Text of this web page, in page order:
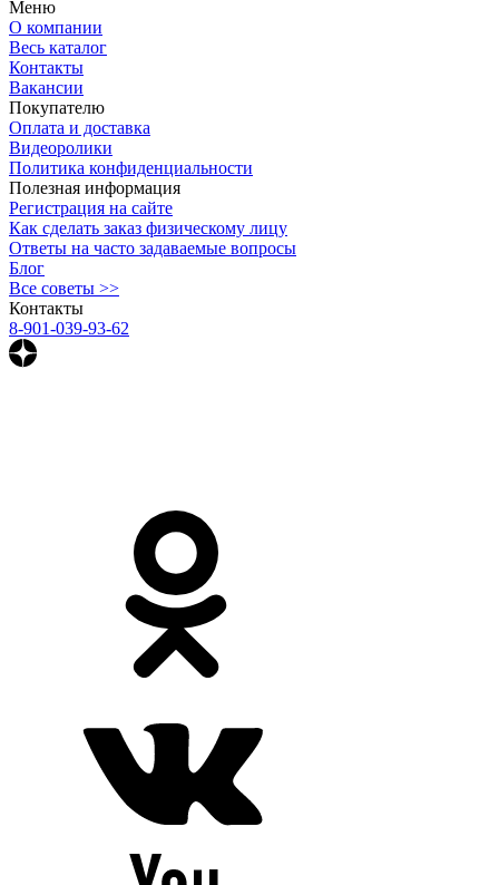
Меню
О компании
Весь каталог
Контакты
Вакансии
Покупателю
Оплата и доставка
Видеоролики
Политика конфиденциальности
Полезная информация
Регистрация на сайте
Как сделать заказ физическому лицу
Ответы на часто задаваемые вопросы
Блог
Все советы >>
Контакты
8-901-039-93-62